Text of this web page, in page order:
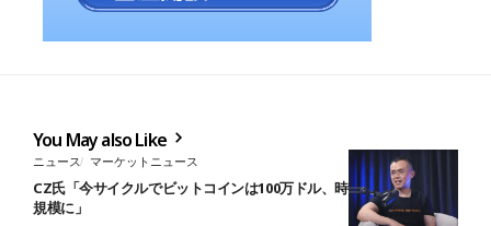
You May also Like
ニュース マーケットニュース
CZ氏「今サイクルでビットコインは100万ドル、時価総額は5兆ドル
規模に」